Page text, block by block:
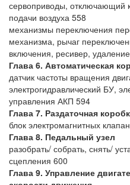
сервоприводы, отключающий
подачи воздуха 558
механизмы переключения
механизма, рычаг
включения, ресивер,
Глава 6. Автоматическая
датчик частоты вращения
электрогидравлический БУ,
управления АКП 594
Глава 7. Раздаточная
блок электромагнитных
Глава 8. Педальный узел
разобрать/ собрать, снять/
сцепления 600
Глава 9. Управление